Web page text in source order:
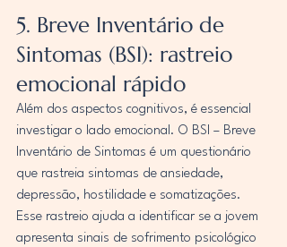
5. Breve Inventário de
Sintomas (BSI): rastreio
emocional rápido
Além dos aspectos cognitivos, é essencial
investigar o lado emocional. O BSI – Breve
Inventário de Sintomas é um questionário
que rastreia sintomas de ansiedade,
depressão, hostilidade e somatizações.
Esse rastreio ajuda a identificar se a jovem
apresenta sinais de sofrimento psicológico